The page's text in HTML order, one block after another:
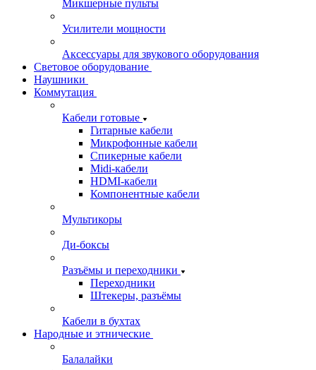
Микшерные пульты
Усилители мощности
Аксессуары для звукового оборудования
Световое оборудование
Наушники
Коммутация
Кабели готовые
Гитарные кабели
Микрофонные кабели
Спикерные кабели
Midi-кабели
HDMI-кабели
Компонентные кабели
Мультикоры
Ди-боксы
Разъёмы и переходники
Переходники
Штекеры, разъёмы
Кабели в бухтах
Народные и этнические
Балалайки